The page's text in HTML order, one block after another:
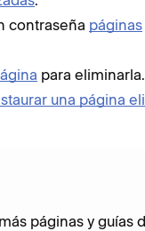
contraseña páginas
para
una página
páginas y guías